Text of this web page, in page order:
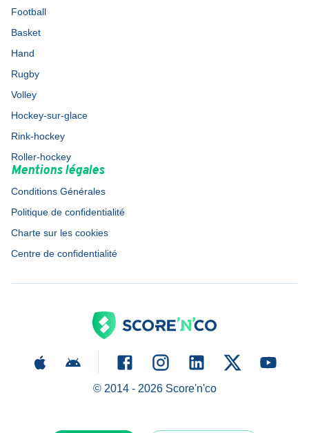
Football
Basket
Hand
Rugby
Volley
Hockey-sur-glace
Rink-hockey
Roller-hockey
Mentions légales
Conditions Générales
Politique de confidentialité
Charte sur les cookies
Centre de confidentialité
© 2014 - 2026Score'n'co